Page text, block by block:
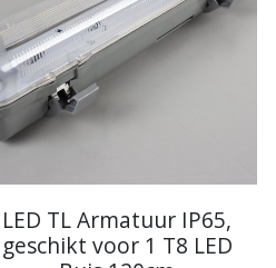
LED TL Armatuur IP65,
geschikt voor 1 T8 LED